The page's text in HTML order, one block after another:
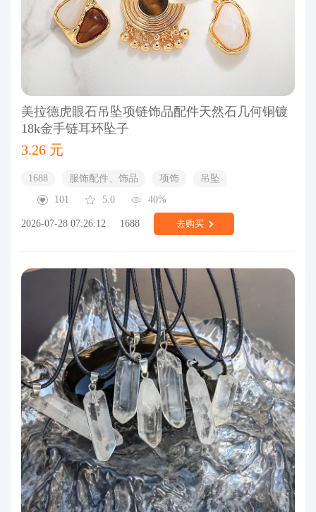
美拉德虎眼石吊坠项链饰品配件天然石几何铜镀
18k金手链耳环坠子
3.26 元
1688 服饰配件、饰品 项饰
吊坠
101
5.0 40%
2026-07-28 07:26:12 1688 去购买